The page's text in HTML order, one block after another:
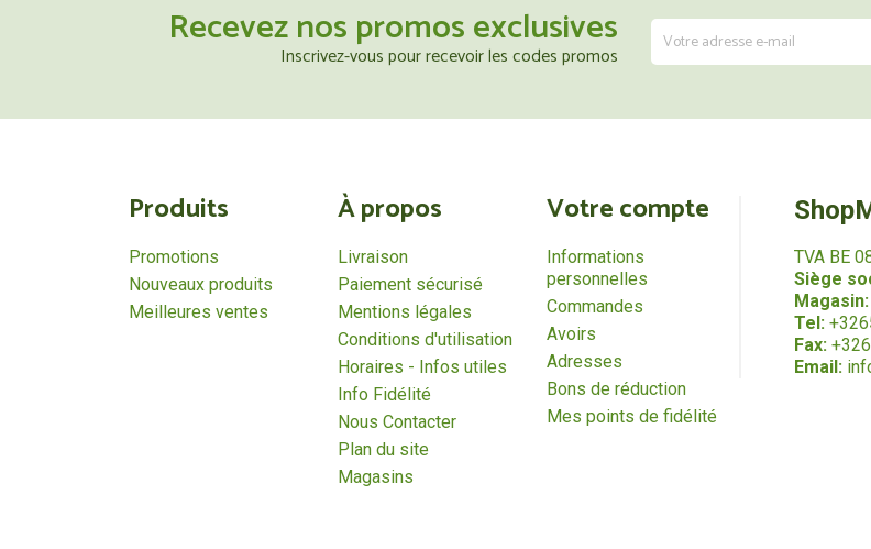
Recevez nos promos exclusives
Inscrivez-vous pour recevoir les codes promos
Produits
Promotions
Nouveaux produits
Meilleures ventes
À propos
Livraison
Paiement sécurisé
Mentions légales
Conditions d'utilisation
Horaires - Infos utiles
Info Fidélité
Nous Contacter
Plan du site
Magasins
Votre compte
Informations
personnelles
Commandes
Avoirs
Adresses
Bons de réduction
Mes points de fidélité
TVA BE
Siège
Magasin:
Tel:
Fax:
Email: